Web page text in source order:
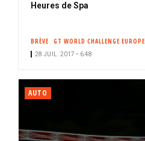
Heures de Spa
BRÈVE GT WORLD CHALLENGE EUROPE
28 JUIL. 2017 • 6:48
AUTO